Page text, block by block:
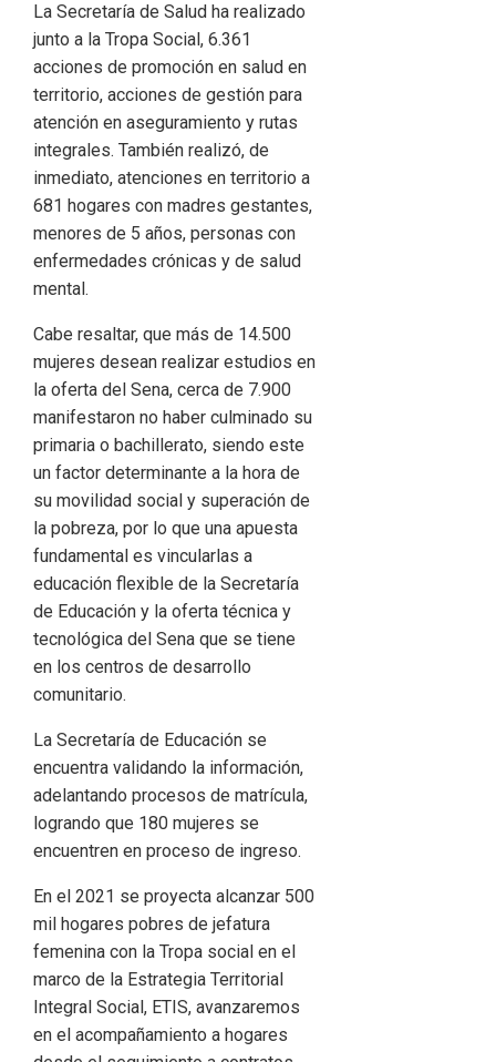
La Secretaría de Salud ha realizado
junto a la Tropa Social, 6.361
acciones de promoción en salud en
territorio, acciones de gestión para
atención en aseguramiento y rutas
integrales. También realizó, de
inmediato, atenciones en territorio a
681 hogares con madres gestantes,
menores de 5 años, personas con
enfermedades crónicas y de salud
mental.
Cabe resaltar, que más de 14.500
mujeres desean realizar estudios en
la oferta del Sena, cerca de 7.900
manifestaron no haber culminado su
primaria o bachillerato, siendo este
un factor determinante a la hora de
su movilidad social y superación de
la pobreza, por lo que una apuesta
fundamental es vincularlas a
educación flexible de la Secretaría
de Educación y la oferta técnica y
tecnológica del Sena que se tiene
en los centros de desarrollo
comunitario.
La Secretaría de Educación se
encuentra validando la información,
adelantando procesos de matrícula,
logrando que 180 mujeres se
encuentren en proceso de ingreso.
En el 2021 se proyecta alcanzar 500
mil hogares pobres de jefatura
femenina con la Tropa social en el
marco de la Estrategia Territorial
Integral Social, ETIS, avanzaremos
en el acompañamiento a hogares